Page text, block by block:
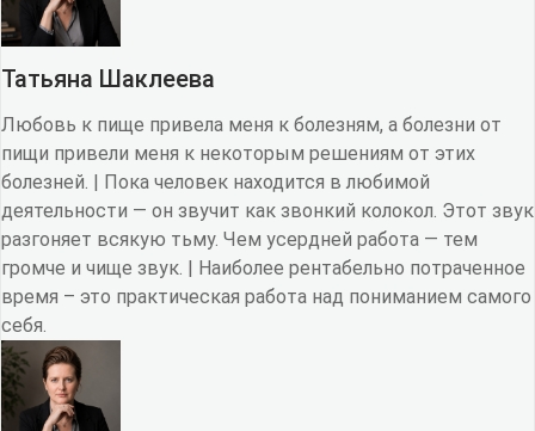
Татьяна Шаклеева
Любовь к пище привела меня к болезням, а болезни от
пищи привели меня к некоторым решениям от этих
болезней. | Пока человек находится в любимой
деятельности — он звучит как звонкий колокол. Этот звук
разгоняет всякую тьму. Чем усердней работа — тем
громче и чище звук. | Наиболее рентабельно потраченное
время – это практическая работа над пониманием самого
себя.